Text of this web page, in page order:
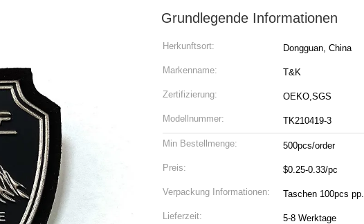
Grundlegende Informationen
Herkunftsort: Dongguan, China
Markenname: T&K
Zertifizierung: OEKO,SGS
Modellnummer: TK210419-3
Min Bestellmenge: 500pcs/order
Preis: $0.25-0.33/pc
Verpackung Informationen: Taschen 100pcs pp.
Lieferzeit: 5-8 Werktage